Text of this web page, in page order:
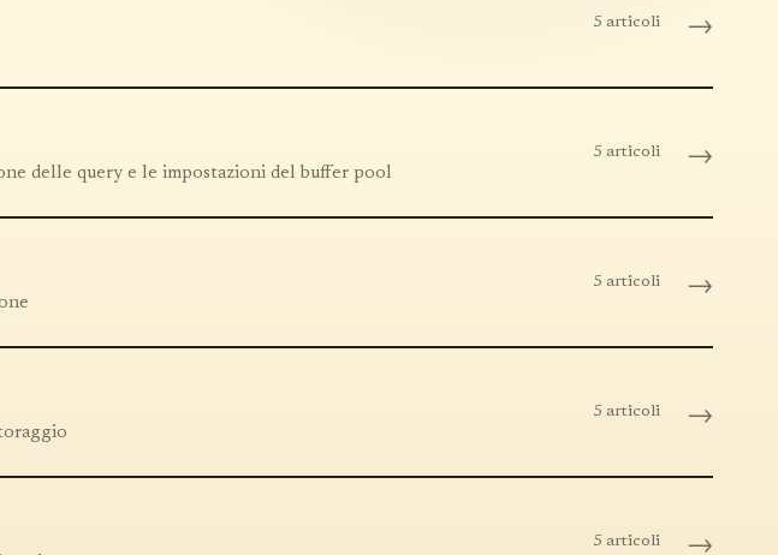
5 articoli →
delle query e le impostazioni del buffer pool
5 articoli →
5 articoli →
5 articoli →
5 articoli →